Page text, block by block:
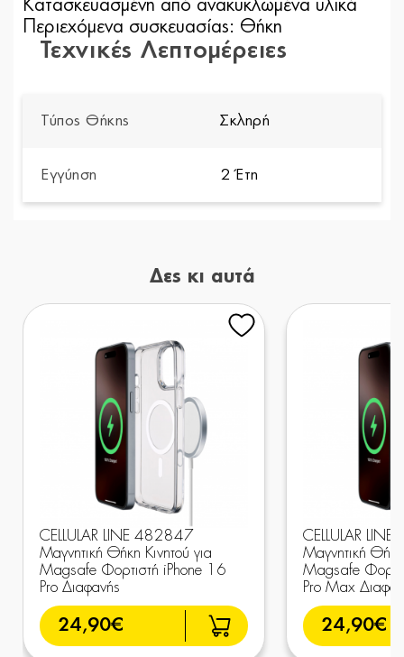
Κατασκευασμένη από ανακυκλωμένα υλικά
Περιεχόμενα συσκευασίας: Θήκη
Τεχνικές Λεπτομέρειες
Τύπος Θήκης Σκληρή
Εγγύηση 2 Έτη
Δες κι αυτά
CELLULAR LINE 482847
Μαγνητική Θήκη Κινητού για
Magsafe Φορτιστή iPhone 16
Pro Διαφανής
24,90€
CELLULAR
Μαγνητική Θήκη
Magsafe
Pro Max
24,90€